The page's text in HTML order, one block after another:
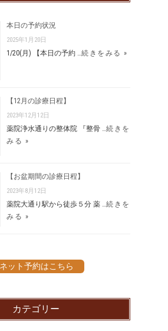
本日の予約状況
2025年1月20日
1/20(月) 【本日の予約 …続きをみる »
【12月の診療日程】
2023年12月12日
薬院浄水通りの整体院 『整骨 …続きを
みる »
【お盆期間の診療日程】
2023年8月12日
薬院大通り駅から徒歩５分 薬 …続きを
みる »
ット予約はこちら
カテゴリー